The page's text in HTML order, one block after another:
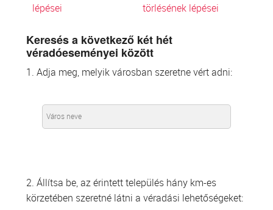
lépései
törlésének lépései
Keresés a következő két hét
véradóeseményei között
1. Adja meg, melyik városban szeretne vért adni:
2. Állítsa be, az érintett település hány km-es
körzetében szeretné látni a véradási lehetőségeket: